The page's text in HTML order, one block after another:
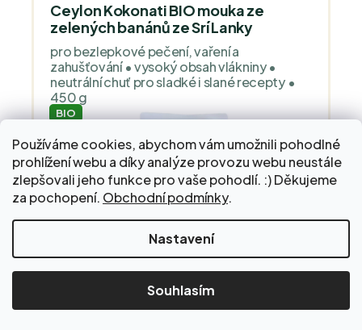
Používáme cookies, abychom vám umožnili pohodlné
prohlížení webu a díky analýze provozu webu neustále
zlepšovali jeho funkce pro vaše pohodlí. :) Děkujeme
za pochopení. Obchodní podmínky.
Nastavení
Souhlasím
Nakupte za 2 000 Kč a dopravu do Balíkovny zaplatíme
Ceylon Kokonati BIO mouka ze
zelených banánů ze Srí Lanky
pro bezlepkové pečení, vaření a
zahušťování • vysoký obsah vlákniny •
neutrální chuť pro sladké i slané recepty •
450 g
BIO
215 Kč
Ceylon Kokonati BIO mouka ze zelených